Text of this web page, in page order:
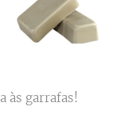
às garrafas!